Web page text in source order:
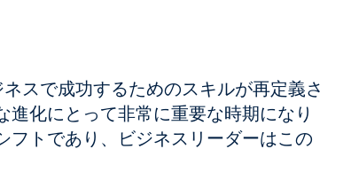
スで成功するためのスキルが再定義さ
化にとって非常に重要な時期になり
フトであり、ビジネスリーダーはこの